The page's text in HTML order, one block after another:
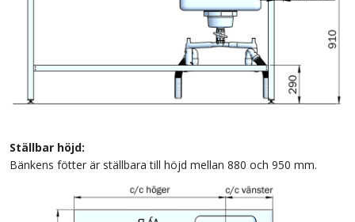
Ställbar höjd:
Bänkens fötter är ställbara till höjd mellan 880 och 950 mm.